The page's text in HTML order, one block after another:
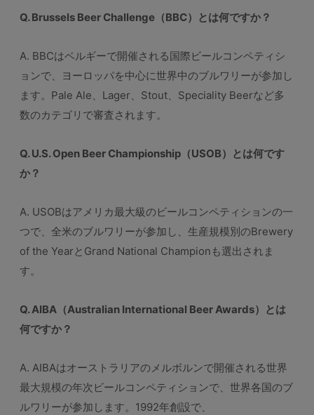
Q. Brussels Beer Challenge（BBC）とは何ですか？
A. BBCはベルギーで開催される国際ビールコンペティシ
ョンで、ヨーロッパを中心に世界中のブルワリーが参加し
ます。Pale Ale、Lager、Stout、Speciality Beerなど多
数のカテゴリで審査されます。
Q. U.S. Open Beer Championship（USOB）とは何です
か？
A. USOBはアメリカ最大級のビールコンペティションの一
つで、全米のブルワリーが参加し、生産規模別のBrewery
of the YearとGrand National Championも選出されま
す。
Q. AIBA（Australian International Beer Awards）とは
何ですか？
A. AIBAはオーストラリアのメルボルンで開催される世界
最大規模の年次ビールコンペティションで、世界各国のブ
ルワリーが参加します。1992年創設で、